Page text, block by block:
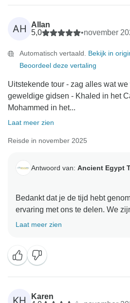
AH
Allan
5,0
•november
Automatisch vertaald. Bekijk in
Beoordeel deze vertaling
Uitstekende tour - zag alles wat
geweldige gidsen - Khaled in het
Mohammed in het...
Laat meer zien
Reisde in november 2025
Antwoord van: Ancient Egypt
Bedankt dat je de tijd hebt
ervaring met ons te delen. We
avontuur hebt genoten. Je
je hier binnenkort weer te
Laat meer zien
KH
Karen